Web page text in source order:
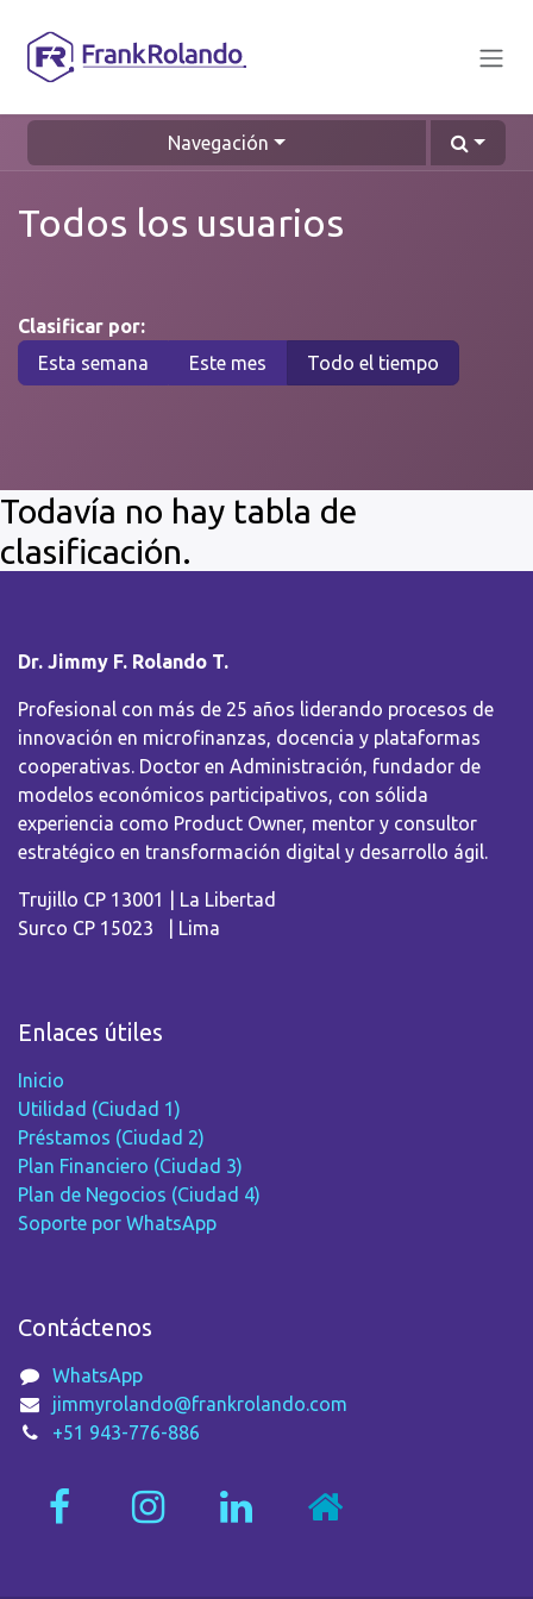
Navegación
Todos los usuarios
Clasificar por:
Esta semana
Este mes Todo el tiempo
Todavía no hay tabla de
clasificación.
Dr. Jimmy F. Rolando T.
Profesional con más de 25 años liderando procesos de
innovación en microfinanzas, docencia y plataformas
cooperativas. Doctor en Administración, fundador de
modelos económicos participativos, con sólida
experiencia como Product Owner, mentor y consultor
estratégico en transformación digital y desarrollo ágil.
Trujillo CP 13001 | La Libertad
Surco CP 15023 | Lima
Enlaces útiles
Inicio
Utilidad (Ciudad 1)
Préstamos (Ciudad 2)
Plan Financiero (Ciudad 3)
Plan de Negocios (Ciudad 4)
Soporte por WhatsApp
Contáctenos
WhatsApp
jimmyrolando@frankrolando.com
+51 943-776-886